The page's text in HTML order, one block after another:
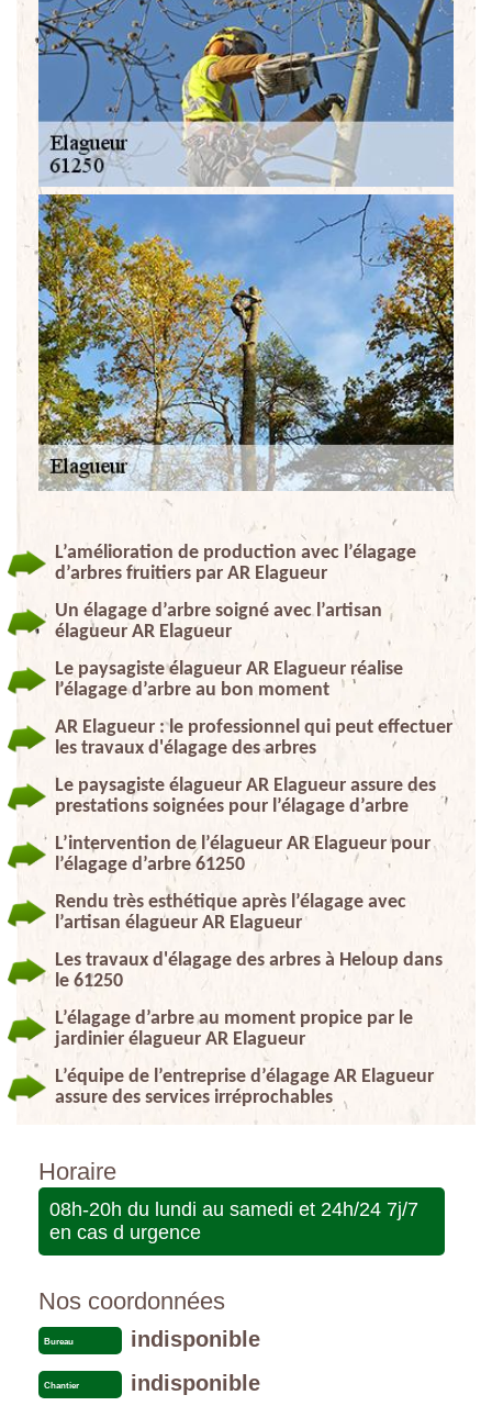
L’amélioration de production avec l’élagage
d’arbres fruitiers par AR Elagueur
Un élagage d’arbre soigné avec l’artisan
élagueur AR Elagueur
Le paysagiste élagueur AR Elagueur réalise
l’élagage d’arbre au bon moment
AR Elagueur : le professionnel qui peut effectuer
les travaux d'élagage des arbres
Le paysagiste élagueur AR Elagueur assure des
prestations soignées pour l’élagage d’arbre
L’intervention de l’élagueur AR Elagueur pour
l’élagage d’arbre 61250
Rendu très esthétique après l’élagage avec
l’artisan élagueur AR Elagueur
Les travaux d'élagage des arbres à Heloup dans
le 61250
L’élagage d’arbre au moment propice par le
jardinier élagueur AR Elagueur
L’équipe de l’entreprise d’élagage AR Elagueur
assure des services irréprochables
Horaire
08h-20h du lundi au samedi et 24h/24 7j/7
en cas d urgence
Nos coordonnées
Bureau indisponible
Chantier indisponible